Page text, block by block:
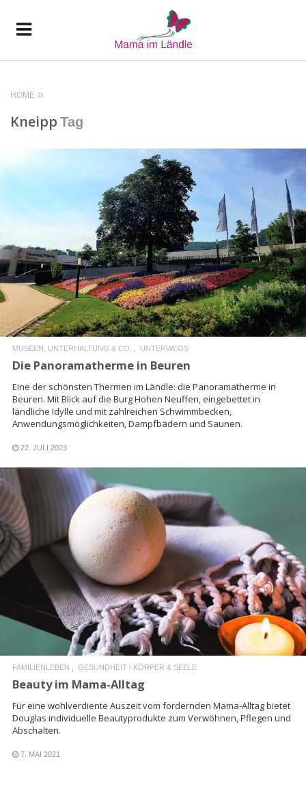
HOME
Kneipp Tag
READ MORE
MUSEEN, UNTERHALTUNG & CO. UNTERWEGS
Die Panoramatherme in Beuren
Eine der schönsten Thermen im Ländle: die Panoramatherme in
Beuren. Mit Blick auf die Burg Hohen Neuffen, eingebettet in
ländliche Idylle und mit zahlreichen Schwimmbecken,
Anwendungsmöglichkeiten, Dampfbädern und Saunen.
22. JULI 2023
READ MORE
FAMILIENLEBEN GESUNDHEIT / KÖRPER & SEELE
Beauty im Mama-Alltag
Für eine wohlverdiente Auszeit vom fordernden Mama-Alltag bietet
Douglas individuelle Beautyprodukte zum Verwöhnen, Pflegen und
Abschalten.
7. MAI 2021